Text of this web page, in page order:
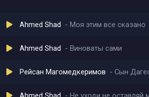
Ahmed Shad Моя этим все сказано
Ahmed Shad Виноваты сами
Рейсан Магомедкеримов Сын